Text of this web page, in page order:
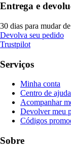
Entrega e
30 dias para mudar
Devolva seu pedido
Trustpilot
Serviços
Minha conta
Centro de ajuda
Acompanhar
Devolver meu
Códigos
Sobre